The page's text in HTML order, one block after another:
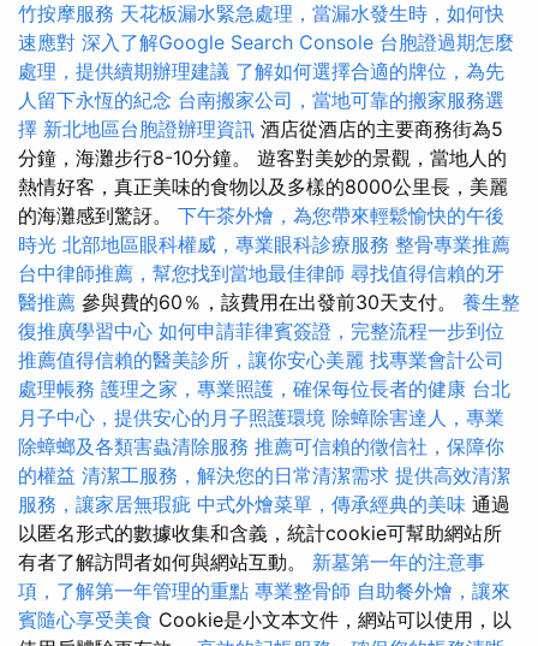
竹按摩服務 天花板漏水緊急處理，當漏水發生時，如何快
速應對 深入了解Google Search Console 台胞證過期怎麼
處理，提供續期辦理建議 了解如何選擇合適的牌位，為先
人留下永恆的紀念 台南搬家公司，當地可靠的搬家服務選
擇 新北地區台胞證辦理資訊 酒店從酒店的主要商務街為5
分鐘，海灘步行8-10分鐘。 遊客對美妙的景觀，當地人的
熱情好客，真正美味的食物以及多樣的8000公里長，美麗
的海灘感到驚訝。 下午茶外燴，為您帶來輕鬆愉快的午後
時光 北部地區眼科權威，專業眼科診療服務 整骨專業推薦
台中律師推薦，幫您找到當地最佳律師 尋找值得信賴的牙
醫推薦 參與費的60％，該費用在出發前30天支付。 養生整
復推廣學習中心 如何申請菲律賓簽證，完整流程一步到位
推薦值得信賴的醫美診所，讓你安心美麗 找專業會計公司
處理帳務 護理之家，專業照護，確保每位長者的健康 台北
月子中心，提供安心的月子照護環境 除蟑除害達人，專業
除蟑螂及各類害蟲清除服務 推薦可信賴的徵信社，保障你
的權益 清潔工服務，解決您的日常清潔需求 提供高效清潔
服務，讓家居無瑕疵 中式外燴菜單，傳承經典的美味 通過
以匿名形式的數據收集和含義，統計cookie可幫助網站所
有者了解訪問者如何與網站互動。 新墓第一年的注意事
項，了解第一年管理的重點 專業整骨師 自助餐外燴，讓來
賓隨心享受美食 Cookie是小文本文件，網站可以使用，以